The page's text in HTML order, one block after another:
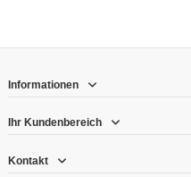
Informationen
Ihr Kundenbereich
Kontakt